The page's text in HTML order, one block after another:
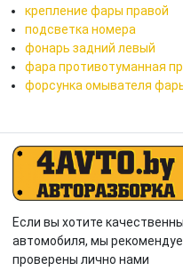
крепление фары правой
подсветка номера
фонарь задний левый
фара противотуманная
форсунка омывателя
Если вы хотите
автомобиля, мы
проверены лично нами